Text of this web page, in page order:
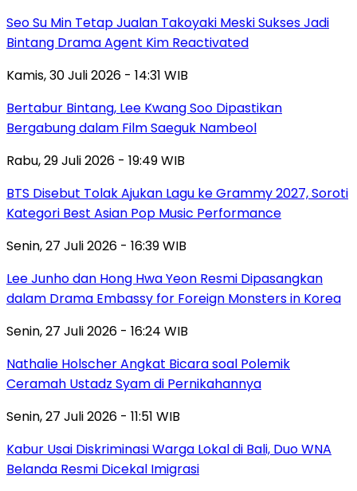
Seo Su Min Tetap Jualan Takoyaki Meski Sukses Jadi
Bintang Drama Agent Kim Reactivated
Kamis, 30 Juli 2026 - 14:31 WIB
Bertabur Bintang, Lee Kwang Soo Dipastikan
Bergabung dalam Film Saeguk Nambeol
Rabu, 29 Juli 2026 - 19:49 WIB
BTS Disebut Tolak Ajukan Lagu ke Grammy 2027, Soroti
Kategori Best Asian Pop Music Performance
Senin, 27 Juli 2026 - 16:39 WIB
Lee Junho dan Hong Hwa Yeon Resmi Dipasangkan
dalam Drama Embassy for Foreign Monsters in Korea
Senin, 27 Juli 2026 - 16:24 WIB
Nathalie Holscher Angkat Bicara soal Polemik
Ceramah Ustadz Syam di Pernikahannya
Senin, 27 Juli 2026 - 11:51 WIB
Kabur Usai Diskriminasi Warga Lokal di Bali, Duo WNA
Belanda Resmi Dicekal Imigrasi